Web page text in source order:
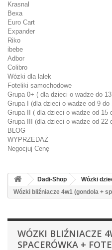
Krasnal
Bexa
Euro Cart
Expander
Riko
ibebe
Adbor
Colibro
Wózki dla lalek
Foteliki samochodowe
Grupa 0+ ( dla dzieci o wadze do
Grupa I (dla dzieci o wadze od 9 do
Grupa II ( dla dzieci o wadze od 15
Grupa III (dla dzieci o wadze od 22
BLOG
WYPRZEDAŻ
Negocjuj Cenę
Dadi-Shop Wózki
Wózki bliźniacze 4w1 (gondola +
WÓZKI BLIŹNIACZE
SPACERÓWKA +